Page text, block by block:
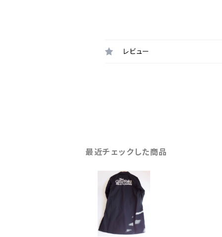
レビュー
最近チェックした商品